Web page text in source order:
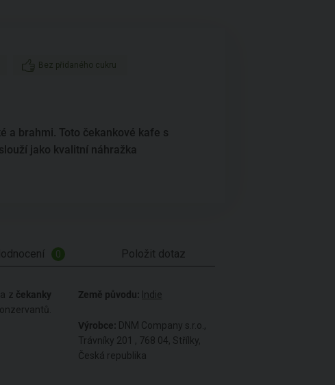
Bez přidaného cukru
a brahmi. Toto čekankové kafe s
jako kvalitní náhražka
0 Položit dotaz
z čekanky
Země původu: Indie
Výrobce: DNM Company s.r.o.,
Trávníky 201 , 768 04, Střílky,
Česká republika